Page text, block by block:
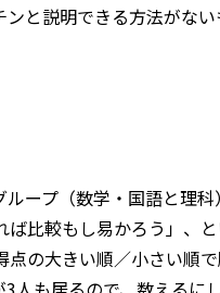
と説明できる方法がな
ープ（数学・国語と理
比較もし易かろう」、
の大きい順／小さい順